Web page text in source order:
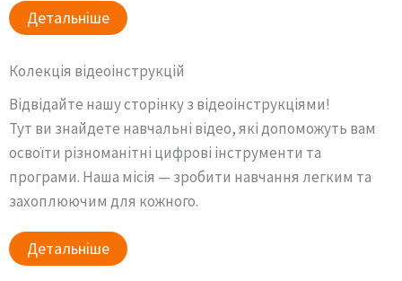
Детальніше
Колекція відеоінструкцій
Відвідайте нашу сторінку з відеоінструкціями!
Тут ви знайдете навчальні відео, які допоможуть вам
освоїти різноманітні цифрові інструменти та
програми. Наша місія — зробити навчання легким та
захоплюючим для кожного.
Детальніше